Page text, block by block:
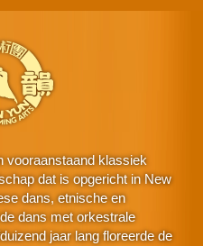
vooraanstaand klassiek
dat is opgericht in New
dans, etnische en
dans met orkestrale
jaar lang floreerde de